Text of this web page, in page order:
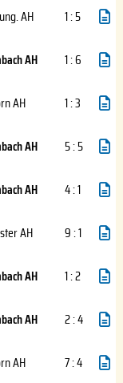
AH
1 : 5
AH
1 : 6
AH
1 : 3
AH
5 : 5
AH
4 : 1
AH
9 : 1
AH
1 : 2
AH
2 : 4
AH
7 : 4